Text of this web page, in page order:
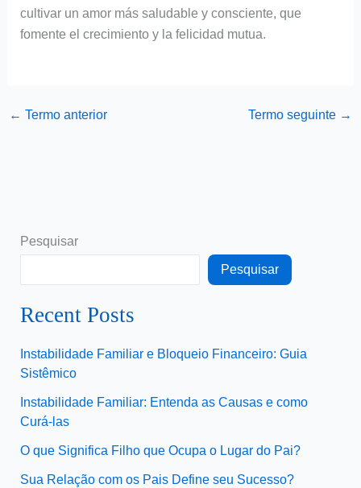
cultivar un amor más saludable y consciente, que
fomente el crecimiento y la felicidad mutua.
← Termo anterior Termo seguinte →
Pesquisar
Pesquisar
Recent Posts
Instabilidade Familiar e Bloqueio Financeiro: Guia
Sistêmico
Instabilidade Familiar: Entenda as Causas e como
Curá-las
O que Significa Filho que Ocupa o Lugar do Pai?
Sua Relação com os Pais Define seu Sucesso?